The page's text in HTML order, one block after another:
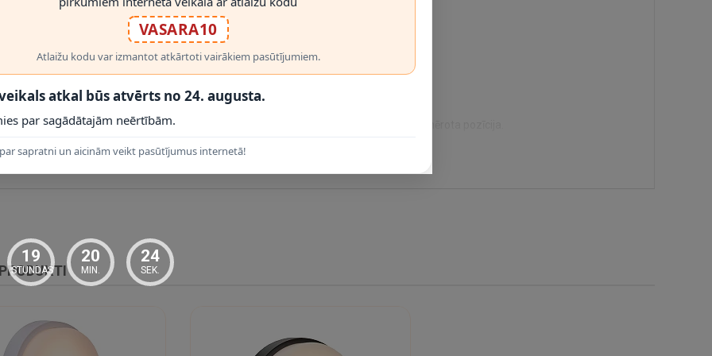
uztveres lauks un jāizvēlas apgaismojamajai ieejai, celiņam, fasādei vai terasei piemērota pozīcija.
RĀDĪT VAIRĀK
VASARA10
Atlaižu kodu var izmantot atkārtoti vairākiem pasūtījumiem.
atkal būs atvērts no 24. augusta.
par sagādātajām neērtībām.
sapratni un aicinām veikt pasūtījumus internetā!
19
STUNDAS
20
MIN.
23
SEK.